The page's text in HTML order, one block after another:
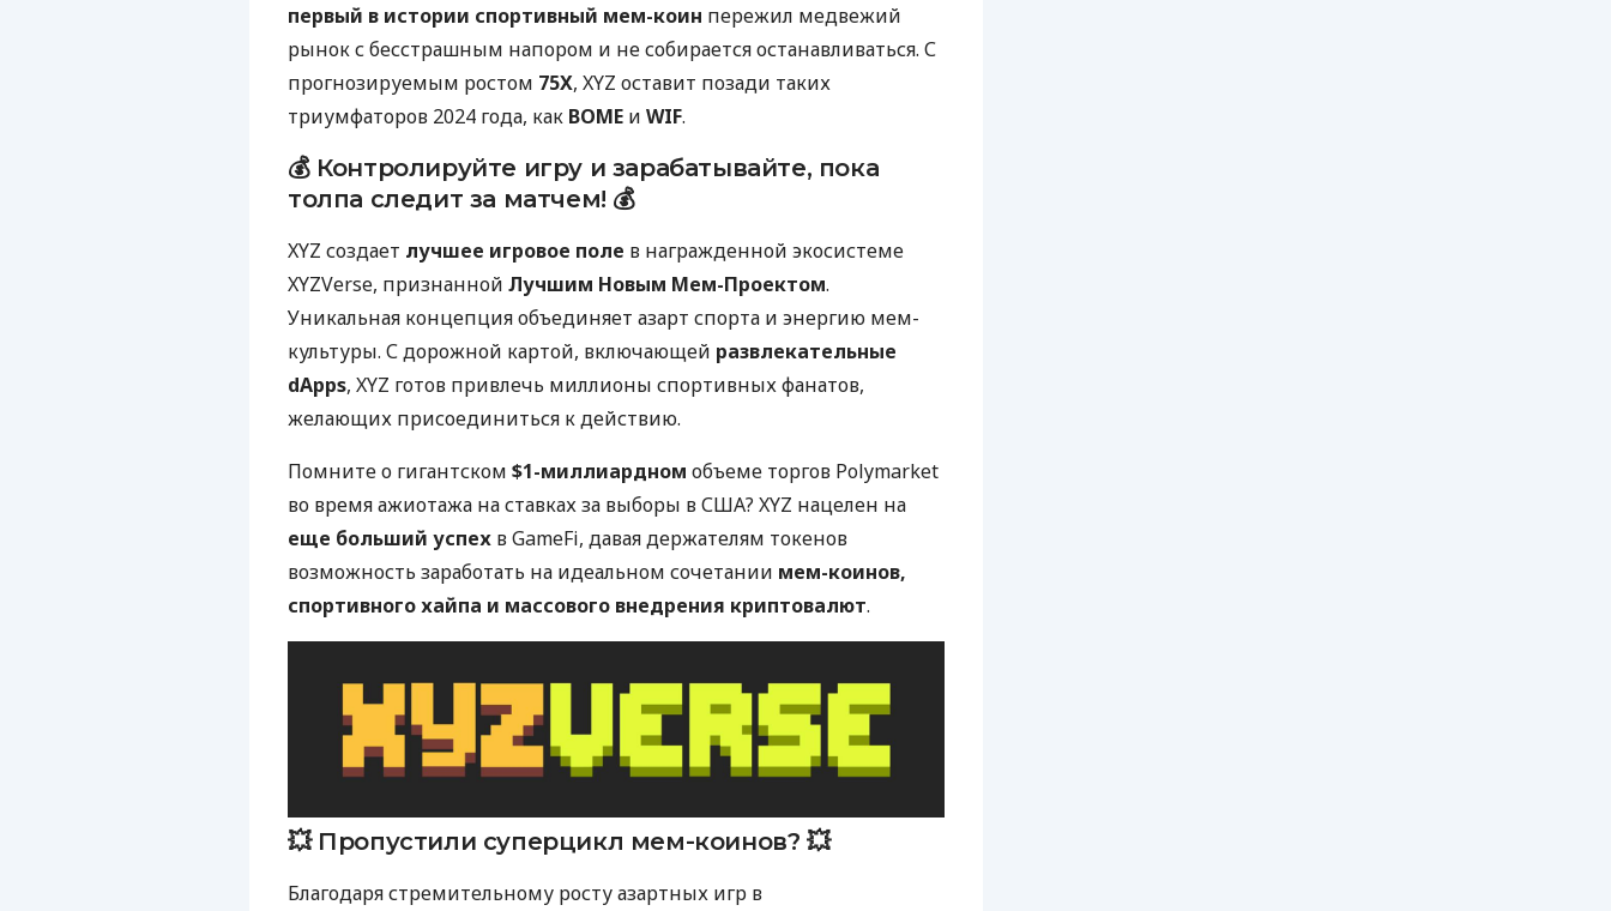
первый в истории спортивный мем-коин пережил медвежий
рынок с бесстрашным напором и не собирается останавливаться. С
прогнозируемым ростом 75X, XYZ оставит позади таких
триумфаторов 2024 года, как BOME и WIF.
💰 Контролируйте игру и зарабатывайте, пока
толпа следит за матчем! 💰
XYZ создает лучшее игровое поле в награжденной экосистеме
XYZVerse, признанной Лучшим Новым Мем-Проектом.
Уникальная концепция объединяет азарт спорта и энергию мем-
культуры. С дорожной картой, включающей развлекательные
dApps, XYZ готов привлечь миллионы спортивных фанатов,
желающих присоединиться к действию.
Помните о гигантском $1-миллиардном объеме торгов Polymarket
во время ажиотажа на ставках за выборы в США? XYZ нацелен на
еще больший успех в GameFi, давая держателям токенов
возможность заработать на идеальном сочетании мем-коинов,
спортивного хайпа и массового внедрения криптовалют.
💥 Пропустили суперцикл мем-коинов? 💥
Благодаря стремительному росту азартных игр в